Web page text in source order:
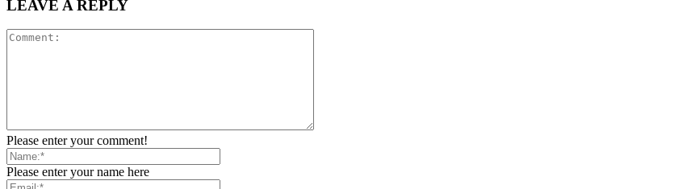
LEAVE A REPLY
Please enter your comment!
Please enter your name here